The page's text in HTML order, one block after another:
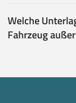
Welche
Fahrzeug